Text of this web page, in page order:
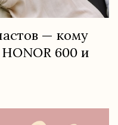
— кому
600 и